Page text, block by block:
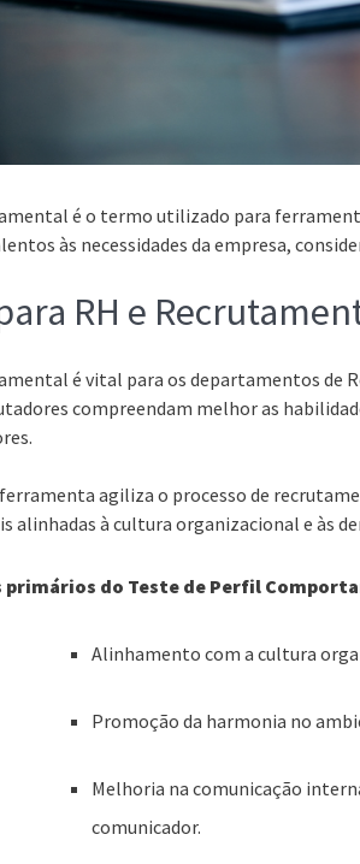
é o termo utilizado para
às necessidades da empresa,
RH e
é vital para os departamentos de
compreendam melhor as
agiliza o processo de
alinhadas à cultura organizacional e às
do Teste de Perfil
Alinhamento com a cultura
Promoção da harmonia no
Melhoria na comunicação
comunicador.